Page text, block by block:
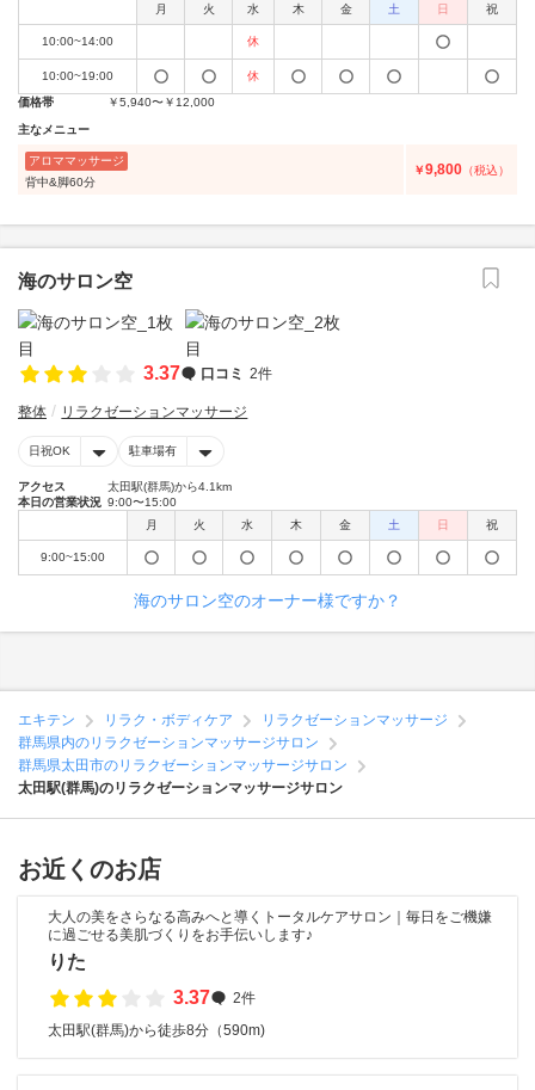
月 火 水 木 金 土 日 祝
10:00~14:00 休
10:00~19:00
休
価格帯
￥5,940〜￥12,000
主なメニュー
アロママッサージ
背中&脚60分
￥9,800 （税込）
海のサロン空
3.37 口コミ 2件
整体 リラクゼーションマッサージ
日祝OK 駐車場有
アクセス
太田駅(群馬)から4.1km
本日の営業状況 9:00〜15:00
月
火 水 木 金 土 日 祝
9:00~15:00
海のサロン空のオーナー様ですか？
エキテン リラク・ボディケア
リラクゼーションマッサージ
群馬県内のリラクゼーションマッサージサロン
群馬県太田市のリラクゼーションマッサージサロン
太田駅(群馬)のリラクゼーションマッサージサロン
お近くのお店
大人の美をさらなる高みへと導くトータルケアサロン｜毎日をご機嫌
に過ごせる美肌づくりをお手伝いします♪
りた
3.37
2件
太田駅(群馬)から徒歩8分（590m)